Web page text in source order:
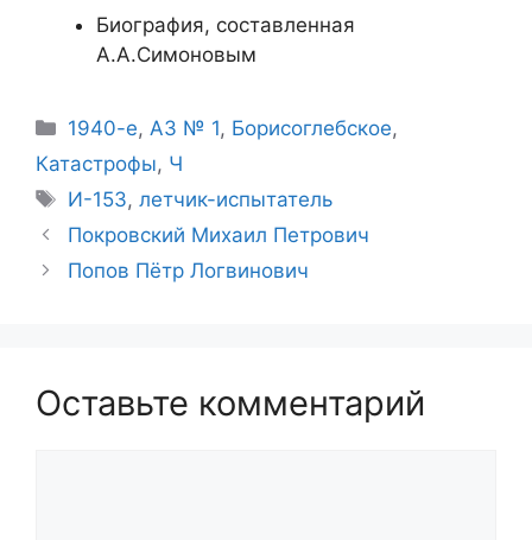
Биография, составленная
А.А.Симоновым
Рубрики
1940-е, АЗ № 1, Борисоглебское,
Катастрофы, Ч
Метки
И-153,летчик-испытатель
Покровский Михаил Петрович
Попов Пётр Логвинович
Оставьте комментарий